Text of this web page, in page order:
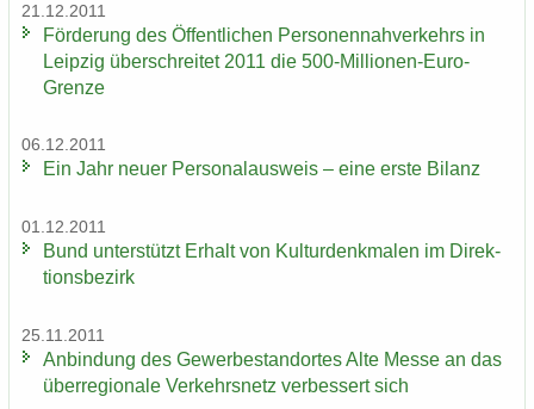
21.12.2011
För­de­rung des Öf­fent­li­chen Per­so­nen­nah­ver­kehrs in
Leip­zig über­schrei­tet 2011 die 500-​Millionen-Euro-
Grenze
06.12.2011
Ein Jahr neuer Per­so­nal­aus­weis – eine erste Bi­lanz
01.12.2011
Bund un­ter­stützt Er­halt von Kul­tur­denk­ma­len im Di­rek­
ti­ons­be­zirk
25.11.2011
An­bin­dung des Ge­wer­be­stand­or­tes Alte Messe an das
über­re­gio­na­le Ver­kehrs­netz ver­bes­sert sich